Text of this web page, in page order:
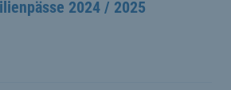
2024 / 2025